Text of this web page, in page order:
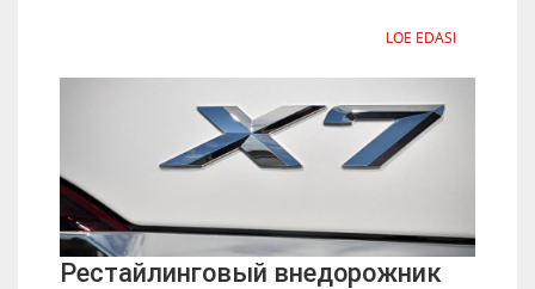
LOE EDASI
Рестайлинговый внедорожник